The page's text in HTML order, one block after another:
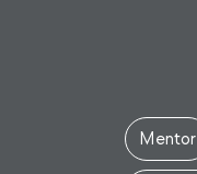
Mentor